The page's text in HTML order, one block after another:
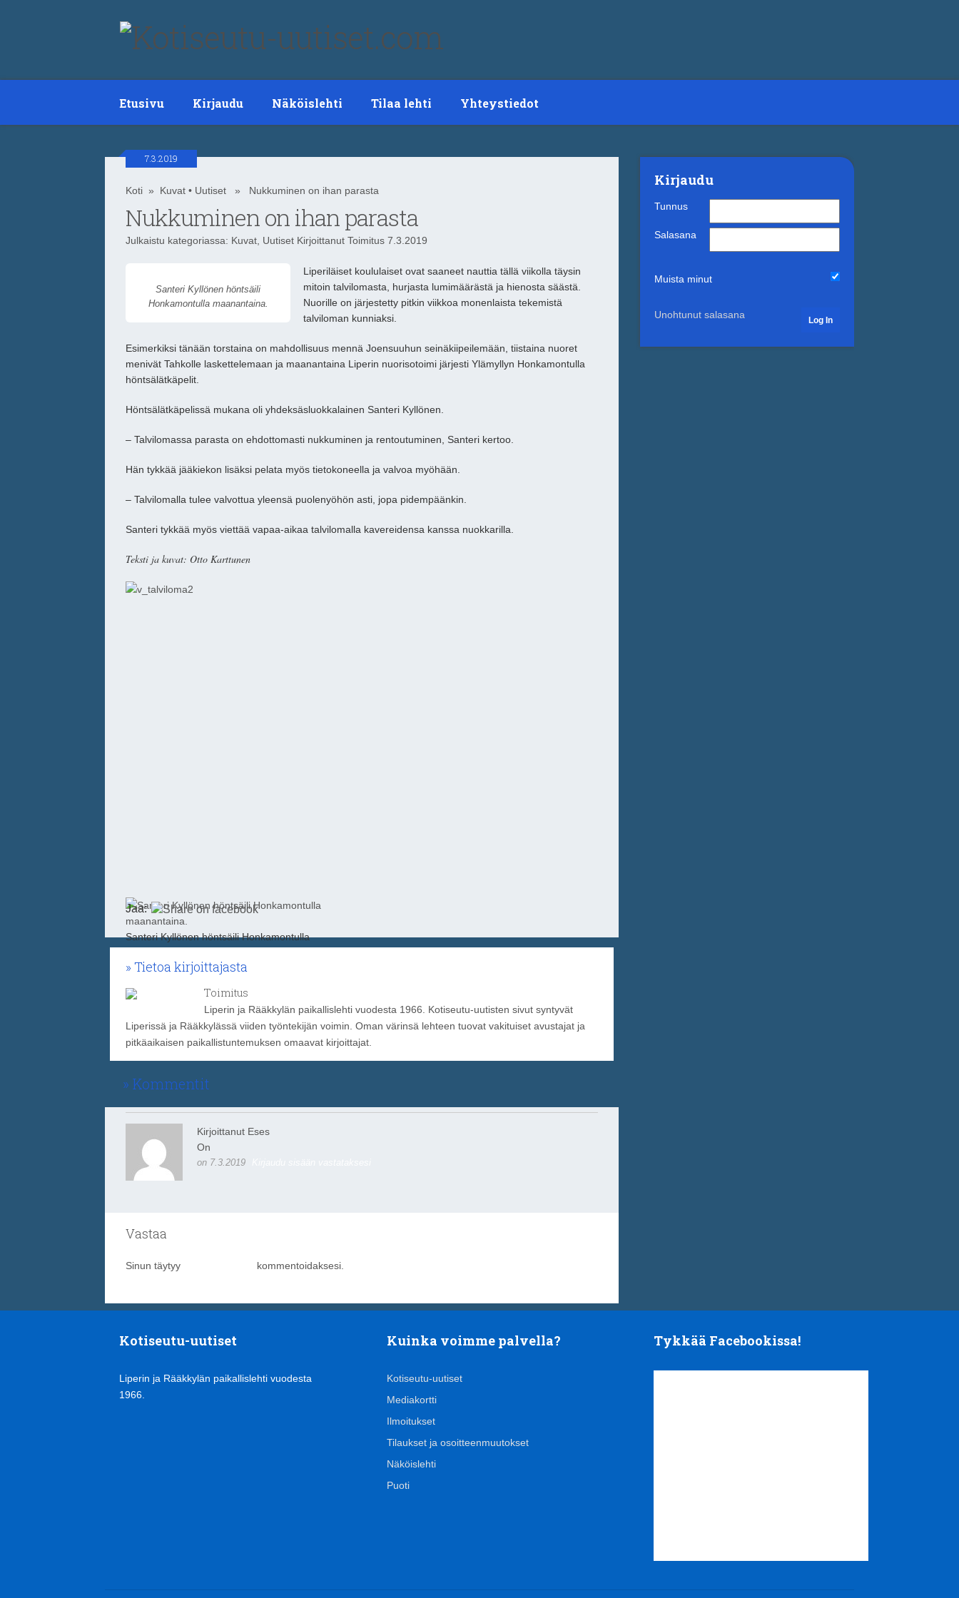
Etusivu Kirjaudu Näköislehti Tilaa lehti Yhteystiedot
7.3.2019
Koti» Kuvat• Uutiset» Nukkuminen on ihan parasta
Nukkuminen on ihan parasta
Julkaistu kategoriassa: Kuvat, UutisetKirjoittanut Toimitus7.3.2019
Santeri Kyllönen höntsäili
Honkamontulla maanantaina.
Liperiläiset koululaiset ovat saaneet nauttia tällä viikolla täysin
mitoin talvilomasta, hurjasta lumimäärästä ja hienosta säästä.
Nuorille on järjestetty pitkin viikkoa monenlaista tekemistä
talviloman kunniaksi.
Esimerkiksi tänään torstaina on mahdollisuus mennä Joensuuhun seinäkiipeilemään, tiistaina nuoret
menivät Tahkolle laskettelemaan ja maanantaina Liperin nuorisotoimi järjesti Ylämyllyn Honkamontulla
höntsälätkäpelit.
Höntsälätkäpelissä mukana oli yhdeksäsluokkalainen Santeri Kyllönen.
– Talvilomassa parasta on ehdottomasti nukkuminen ja rentoutuminen, Santeri kertoo.
Hän tykkää jääkiekon lisäksi pelata myös tietokoneella ja valvoa myöhään.
– Talvilomalla tulee valvottua yleensä puolenyöhön asti, jopa pidempäänkin.
Santeri tykkää myös viettää vapaa-aikaa talvilomalla kavereidensa kanssa nuokkarilla.
Teksti ja kuvat: Otto Karttunen
Santeri Kyllönen höntsäili Honkamontulla
Jaa:
Tietoa kirjoittajasta
Toimitus
Liperin ja Rääkkylän paikallislehti vuodesta 1966. Kotiseutu-uutisten sivut syntyvät
Liperissä ja Rääkkylässä viiden työntekijän voimin. Oman värinsä lehteen tuovat vakituiset avustajat ja
pitkäaikaisen paikallistuntemuksen omaavat kirjoittajat.
Kommentit
Kirjoittanut Eses
On
on 7.3.2019
Vastaa
Sinun täytyy kommentoidaksesi.
Kirjaudu
Tunnus
Salasana
Muista minut
Unohtunut salasana
Kotiseutu-uutiset
Liperin ja Rääkkylän paikallislehti vuodesta
1966.
Kuinka voimme palvella?
Kotiseutu-uutiset
Mediakortti
Ilmoitukset
Tilaukset ja osoitteenmuutokset
Näköislehti
Puoti
Tykkää Facebookissa!